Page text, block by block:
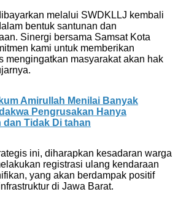
melalui SWDKLLJ kembali
bentuk santunan dan
Sinergi bersama Samsat Kota
kami untuk memberikan
mengingatkan masyarakat akan hak
Amirullah Menilai Banyak
Pengrusakan Hanya
dan Tidak Di tahan
ini, diharapkan kesadaran warga
registrasi ulang kendaraan
yang akan berdampak positif
di Jawa Barat.